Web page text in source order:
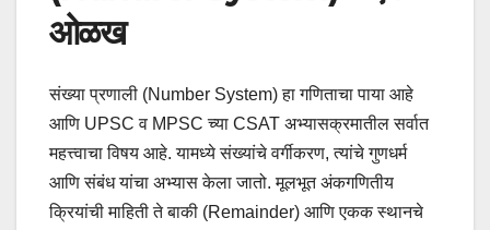
ओळख
संख्या प्रणाली (Number System) हा गणिताचा पाया आहे
आणि UPSC व MPSC च्या CSAT अभ्यासक्रमातील सर्वात
महत्त्वाचा विषय आहे. यामध्ये संख्यांचे वर्गीकरण, त्यांचे गुणधर्म
आणि संबंध यांचा अभ्यास केला जातो. मूलभूत अंकगणितीय
क्रियांची माहिती ते बाकी (Remainder) आणि एकक स्थानचे